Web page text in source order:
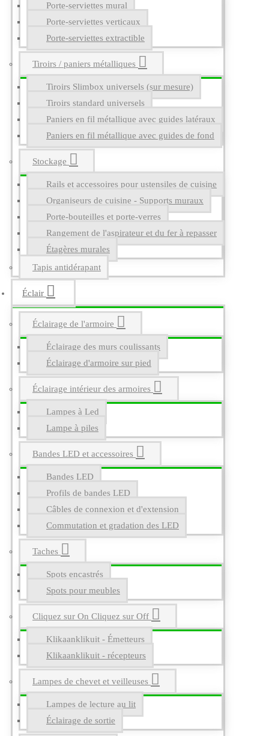
Porte-serviettes mural
Porte-serviettes verticaux
Porte-serviettes extractible
Tiroirs / paniers métalliques
Tiroirs Slimbox universels (sur mesure)
Tiroirs standard universels
Paniers en fil métallique avec guides latéraux
Paniers en fil métallique avec guides de fond
Stockage
Rails et accessoires pour ustensiles de cuisine
Organiseurs de cuisine - Supports muraux
Porte-bouteilles et porte-verres
Rangement de l'aspirateur et du fer à repasser
Étagères murales
Tapis antidérapant
Éclair
Éclairage de l'armoire
Éclairage des murs coulissants
Éclairage d'armoire sur pied
Éclairage intérieur des armoires
Lampes à Led
Lampe à piles
Bandes LED et accessoires
Bandes LED
Profils de bandes LED
Câbles de connexion et d'extension
Commutation et gradation des LED
Taches
Spots encastrés
Spots pour meubles
Cliquez sur On Cliquez sur Off
Klikaanklikuit - Émetteurs
Klikaanklikuit - récepteurs
Lampes de chevet et veilleuses
Lampes de lecture au lit
Éclairage de sortie